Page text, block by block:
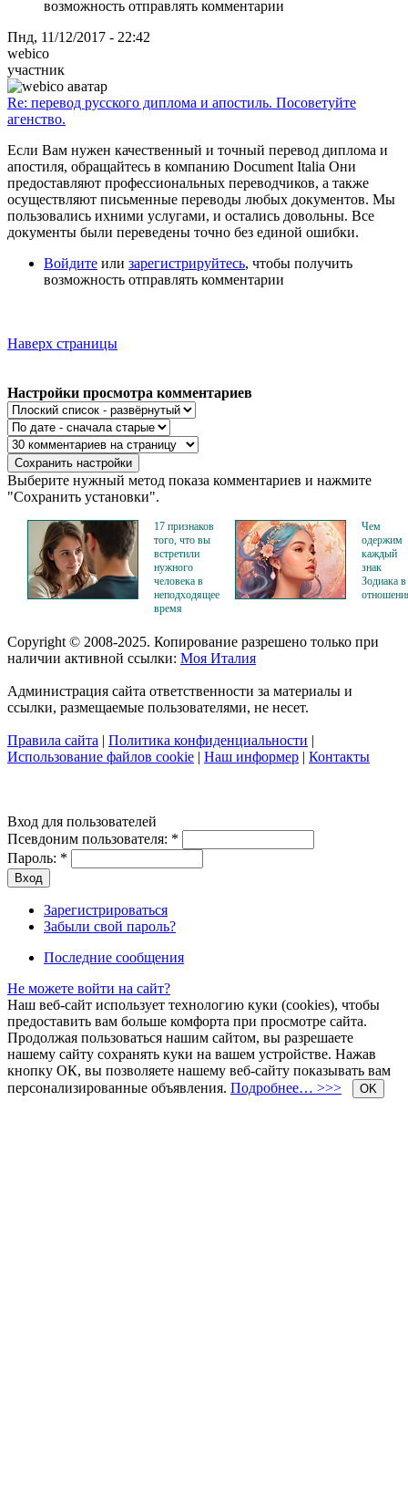
возможность отправлять комментарии
Пнд, 11/12/2017 - 22:42
webico
участник
Re: перевод русского диплома и апостиль. Посоветуйте
агенство.
Если Вам нужен качественный и точный перевод диплома и
апостиля, обращайтесь в компанию Document Italia Они
предоставляют профессиональных переводчиков, а также
осуществляют письменные переводы любых документов. Мы
пользовались ихними услугами, и остались довольны. Все
документы были переведены точно без единой ошибки.
Войдите или зарегистрируйтесь, чтобы получить
возможность отправлять комментарии
Наверх страницы
Настройки просмотра комментариев
Выберите нужный метод показа комментариев и нажмите
"Сохранить установки".
17 признаков
того, что вы
встретили
нужного
человека в
неподходящее
время
Чем
одержим
каждый
знак
Зодиака в
Copyright © 2008-2025. Копирование разрешено только при
наличии активной ссылки: Моя Италия
Администрация сайта ответственности за материалы и
ссылки, размещаемые пользователями, не несет.
Правила сайта | Политика конфиденциальности |
Использование файлов cookie | Наш информер | Контакты
Вход для пользователей
Псевдоним пользователя: *
Пароль: *
Зарегистрироваться
Забыли свой пароль?
Последние сообщения
Не можете войти на сайт?
Наш веб-сайт использует технологию куки (cookies), чтобы
предоставить вам больше комфорта при просмотре сайта.
Продолжая пользоваться нашим сайтом, вы разрешаете
нашему сайту сохранять куки на вашем устройстве. Нажав
кнопку ОК, вы позволяете нашему веб-сайту показывать вам
персонализированные объявления. Подробнее… >>> OK